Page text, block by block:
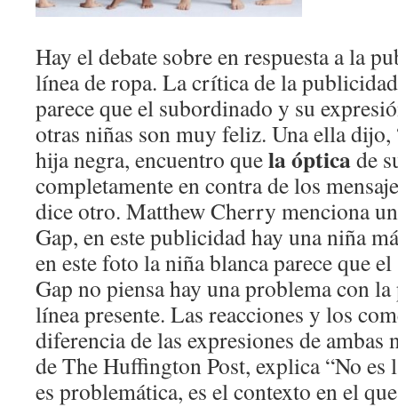
Hay el debate sobre en respuesta a la
línea de ropa. La crítica de la
parece que el subordinado y su
otras niñas son muy feliz. Una ella dijo,
hija negra, encuentro quela ópticade
completamente en contra de los
dice otro. Matthew Cherry menciona
Gap, en este publicidad hay una niña
en este foto la niña blanca parece que
Gap no piensa hay una problema con
línea presente. Las reacciones y los
diferencia de las expresiones de ambas
de The Huffington Post, explica “No es
es problemática, es el contexto en el